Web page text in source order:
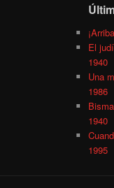
El
1940
Una
1986
1940
1995